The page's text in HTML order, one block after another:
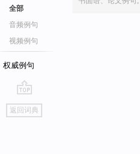
全部
音频例句
视频例句
权威例句
go
top
返回词典